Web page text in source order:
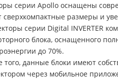
серии Apollo оснащены
сверхкомпактные размеры и
серии Digital INVERTER
блока, оснащенного
до 70%.
того, данные блоки имеют
через мобильное